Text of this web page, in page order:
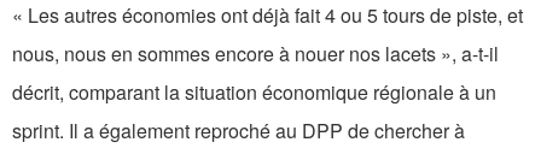
« Les autres économies ont déjà fait 4 ou 5 tours de piste, et
nous, nous en sommes encore à nouer nos lacets », a-t-il
décrit, comparant la situation économique régionale à un
sprint. Il a également reproché au DPP de chercher à